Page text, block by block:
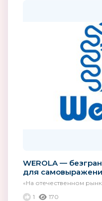
WEROLA —
для
«На отечественном
1
170